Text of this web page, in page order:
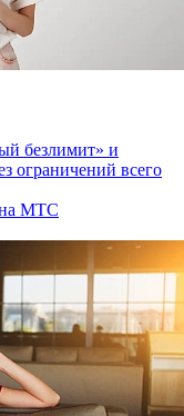
безлимит» и
ограничений всего
на МТС